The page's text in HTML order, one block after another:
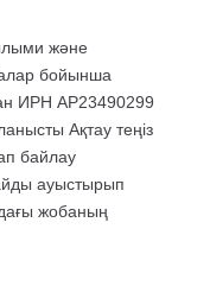
және
бойынша
ИРН AP23490299
Ақтау теңіз
байлау
ауыстырып
жобаның